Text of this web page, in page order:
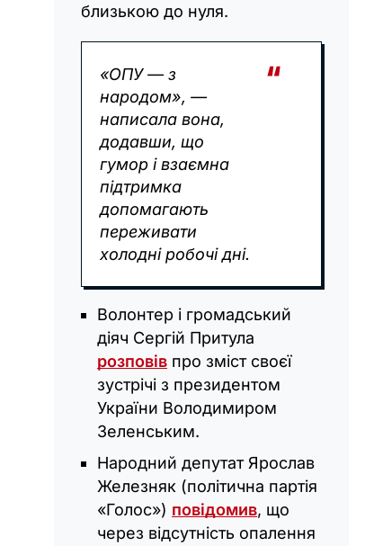
близькою до нуля.
«ОПУ — з
народом», —
написала вона,
додавши, що
гумор і взаємна
підтримка
допомагають
переживати
холодні робочі дні.
Волонтер і громадський
діяч Сергій Притула
розповів про зміст своєї
зустрічі з президентом
України Володимиром
Зеленським.
Народний депутат Ярослав
Железняк (політична партія
«Голос») повідомив, що
через відсутність опалення